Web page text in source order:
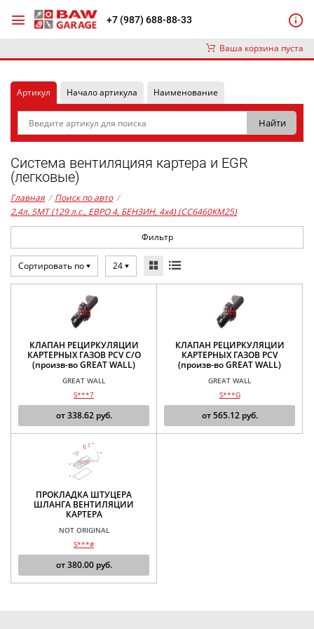
+7 (987) 688-88-33
Ваша корзина пуста
Артикул Начало артикула Наименование
Система вентиляцияя картера и EGR
(легковые)
Главная / Поиск по авто /
2,4л. 5MT (129 л.с., ЕВРО 4, БЕНЗИН, 4x4) (CC6460KM25)
Фильтр
Сортировать по 24
КЛАПАН РЕЦИРКУЛЯЦИИ
КАРТЕРНЫХ ГАЗОВ PCV С/О
(произв-во GREAT WALL)
GREAT WALL
S***7
от338.62руб.
КЛАПАН РЕЦИРКУЛЯЦИИ
КАРТЕРНЫХ ГАЗОВ PCV
(произв-во GREAT WALL)
GREAT WALL
S***G
от565.12руб.
ПРОКЛАДКА ШТУЦЕРА
ШЛАНГА ВЕНТИЛЯЦИИ
КАРТЕРА
NOT ORIGINAL
S***#
от380.00руб.